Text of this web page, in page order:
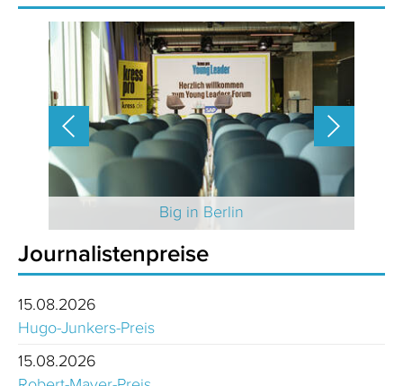
Big in Berlin
Journalistenpreise
15.08.2026
Hugo-Junkers-Preis
15.08.2026